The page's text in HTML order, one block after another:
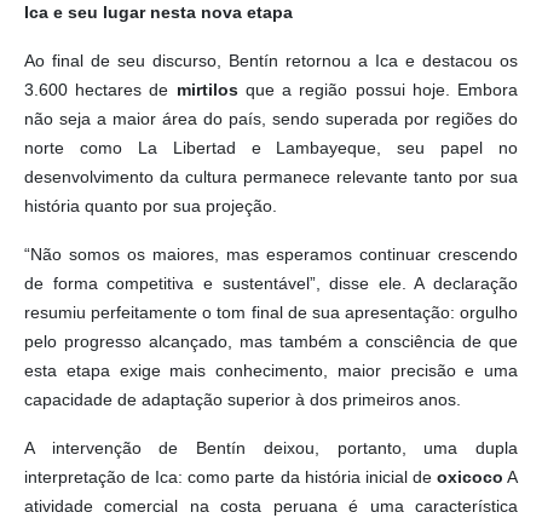
Ica e seu lugar nesta nova etapa
Ao final de seu discurso, Bentín retornou a Ica e destacou os
3.600 hectares de mirtilosque a região possui hoje. Embora
não seja a maior área do país, sendo superada por regiões do
norte como La Libertad e Lambayeque, seu papel no
desenvolvimento da cultura permanece relevante tanto por sua
história quanto por sua projeção.
“Não somos os maiores, mas esperamos continuar crescendo
de forma competitiva e sustentável”, disse ele. A declaração
resumiu perfeitamente o tom final de sua apresentação: orgulho
pelo progresso alcançado, mas também a consciência de que
esta etapa exige mais conhecimento, maior precisão e uma
capacidade de adaptação superior à dos primeiros anos.
A intervenção de Bentín deixou, portanto, uma dupla
interpretação de Ica: como parte da história inicial de oxicoco A
atividade comercial na costa peruana é uma característica